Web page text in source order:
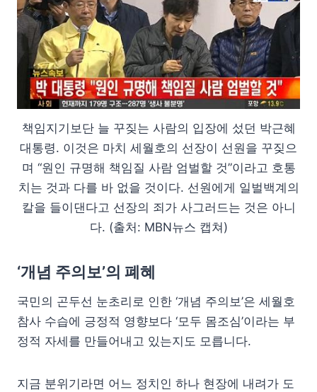
책임지기보단 늘 꾸짖는 사람의 입장에 섰던 박근혜
대통령. 이것은 마치 세월호의 선장이 선원을 꾸짖으
며 “원인 규명해 책임질 사람 엄벌할 것”이라고 호통
치는 것과 다를 바 없을 것이다. 선원에게 일벌백계의
칼을 들이댄다고 선장의 죄가 사그러드는 것은 아니
다. (출처: MBN뉴스 캡쳐)
‘개념 주의보’의 폐혜
국민의 곤두선 눈초리로 인한 ‘개념 주의보’은 세월호
참사 수습에 긍정적 영향보다 ‘모두 몸조심’이라는 부
정적 자세를 만들어내고 있는지도 모릅니다.
지금 분위기라면 어느 정치인 하나 현장에 내려가 도